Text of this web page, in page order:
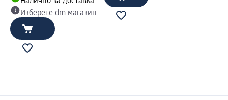
Изберете dm магазин